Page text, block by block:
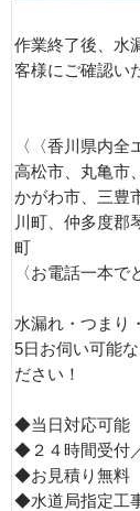
作業終了後、水
客様にご確認い
〈〈香川県内全
高松市、丸亀市
かがわ市、三豊
川町、仲多度郡
町
〈お電話一本で
水漏れ・つまり
5日お伺い可能
ださい！
◆当日対応可能
◆２４時間受付
◆お見積り無料
◆水道局指定工